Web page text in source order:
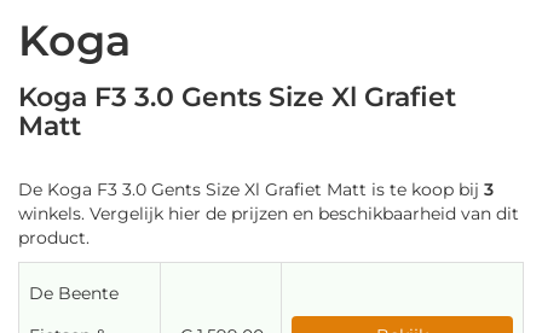
Koga
Koga F3 3.0 Gents Size Xl Grafiet
Matt
De Koga F3 3.0 Gents Size Xl Grafiet Matt is te koop bij 3
winkels. Vergelijk hier de prijzen en beschikbaarheid van dit
product.
De Beente